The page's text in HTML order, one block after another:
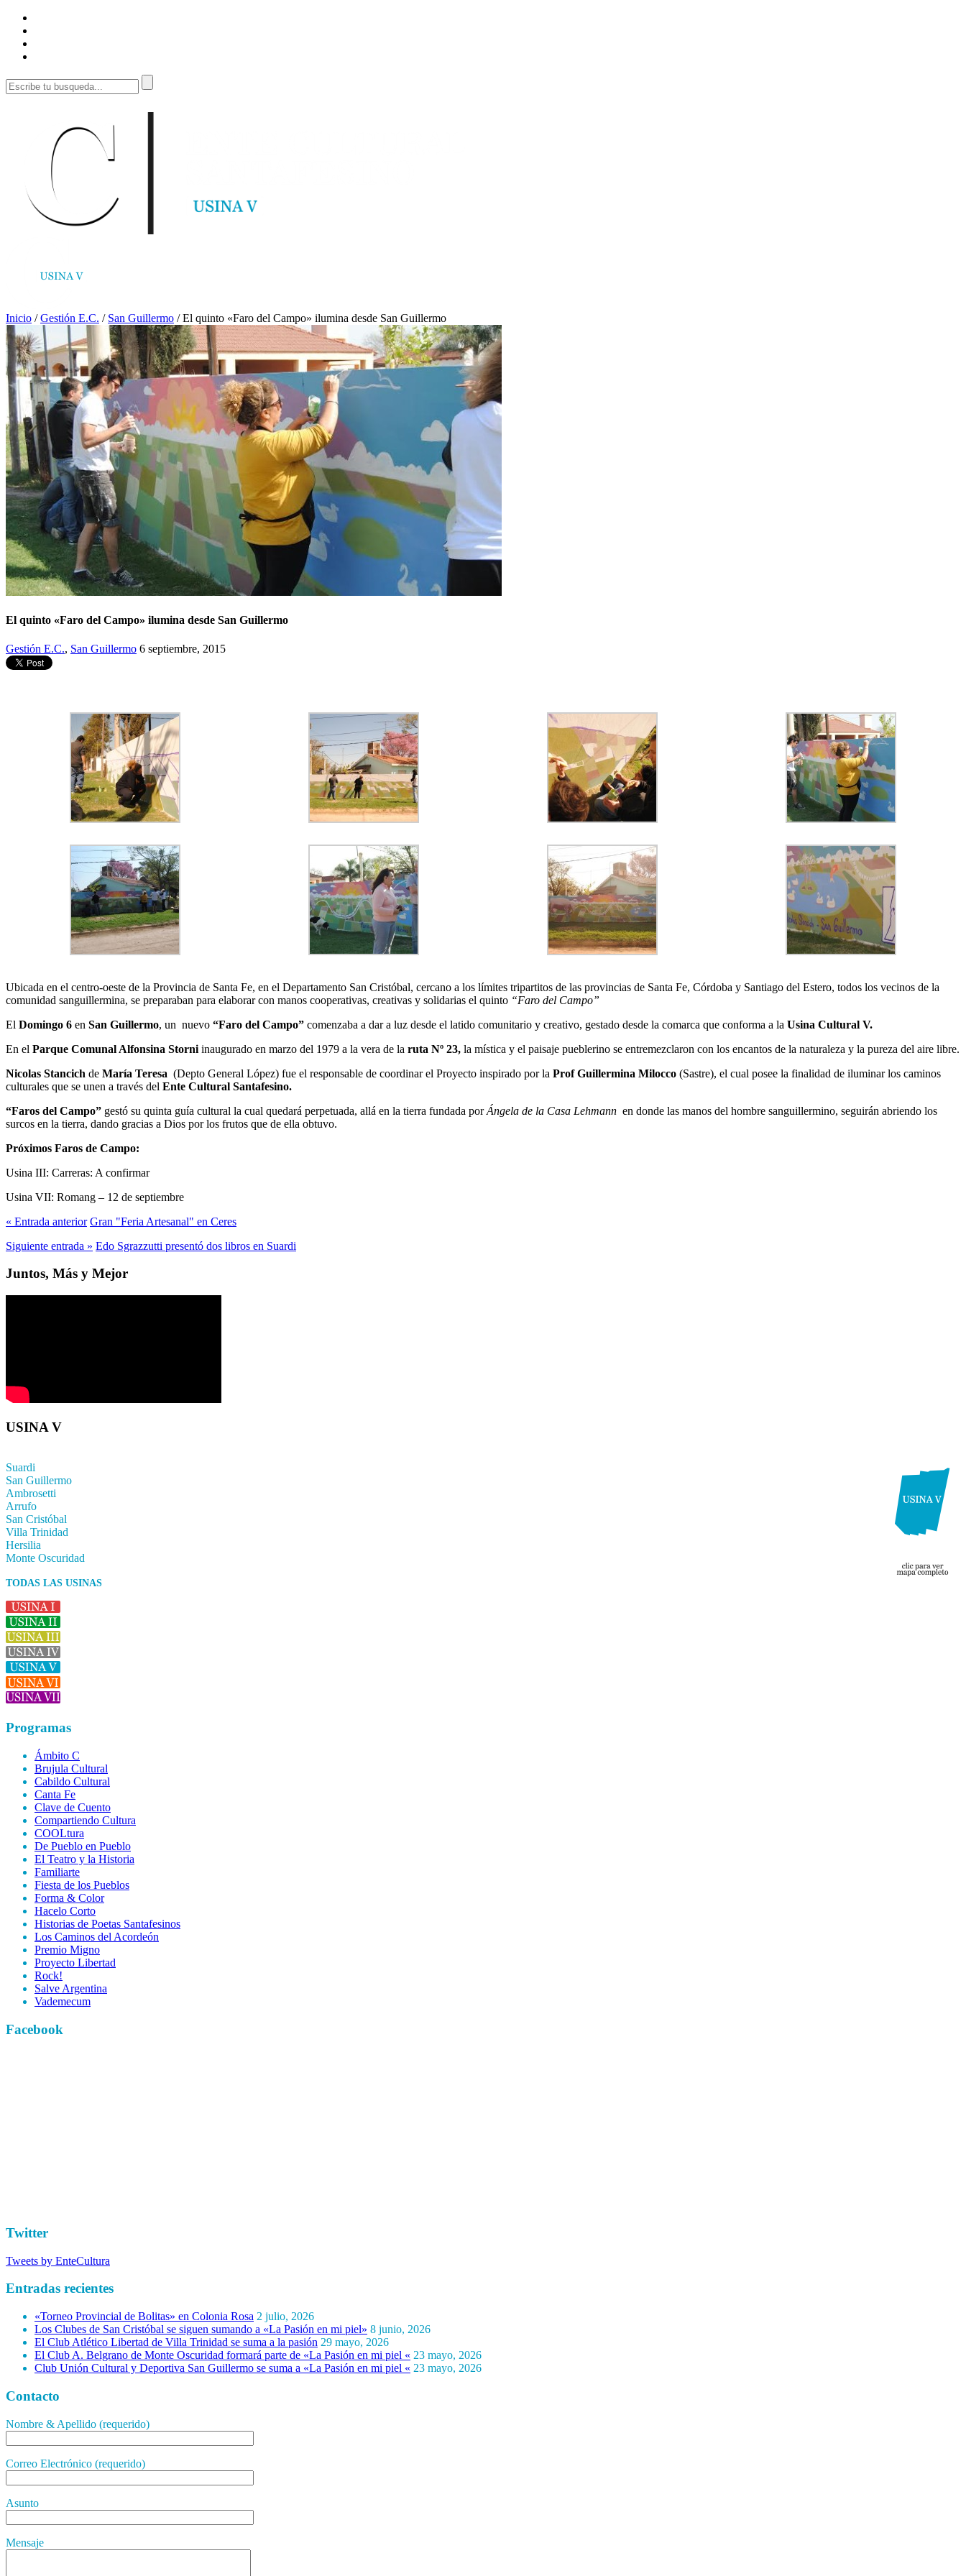
Inicio /Gestión E.C. / San Guillermo /El quinto «Faro del Campo» ilumina desde San Guillermo
El quinto «Faro del Campo» ilumina desde San Guillermo
Gestión E.C., San Guillermo 6 septiembre, 2015
Ubicada en el centro-oeste de la Provincia de Santa Fe, en el Departamento San Cristóbal, cercano a los límites tripartitos de las provincias de Santa Fe, Córdoba y Santiago del Estero, todos los vecinos de la
comunidad sanguillermina, se preparaban para elaborar con manos cooperativas, creativas y solidarias el quinto “Faro del Campo”
El Domingo 6 en San Guillermo, un nuevo “Faro del Campo” comenzaba a dar a luz desde el latido comunitario y creativo, gestado desde la comarca que conforma a la Usina Cultural V.
En el Parque Comunal Alfonsina Storni inaugurado en marzo del 1979 a la vera de la ruta Nº 23, la mística y el paisaje pueblerino se entremezclaron con los encantos de la naturaleza y la pureza del aire libre.
Nicolas Stancich de María Teresa (Depto General López) fue el responsable de coordinar el Proyecto inspirado por la Prof Guillermina Milocco (Sastre), el cual posee la finalidad de iluminar los caminos
culturales que se unen a través del Ente Cultural Santafesino.
“Faros del Campo” gestó su quinta guía cultural la cual quedará perpetuada, allá en la tierra fundada porÁngela de la Casa Lehmann en donde las manos del hombre sanguillermino, seguirán abriendo los
surcos en la tierra, dando gracias a Dios por los frutos que de ella obtuvo.
Próximos Faros de Campo:
Usina III: Carreras: A confirmar
Usina VII: Romang – 12 de septiembre
« Entrada anterior Gran "Feria Artesanal" en Ceres
Siguiente entrada » Edo Sgrazzutti presentó dos libros en Suardi
Juntos, Más y Mejor
USINA V
Suardi
San Guillermo
Ambrosetti
Arrufo
San Cristóbal
Villa Trinidad
Hersilia
Monte Oscuridad
TODAS LAS USINAS
Programas
Ámbito C
Brujula Cultural
Cabildo Cultural
Canta Fe
Clave de Cuento
Compartiendo Cultura
COOLtura
De Pueblo en Pueblo
El Teatro y la Historia
Familiarte
Fiesta de los Pueblos
Forma & Color
Hacelo Corto
Historias de Poetas Santafesinos
Los Caminos del Acordeón
Premio Migno
Proyecto Libertad
Rock!
Salve Argentina
Vademecum
Facebook
Twitter
Tweets by EnteCultura
Entradas recientes
«Torneo Provincial de Bolitas» en Colonia Rosa 2 julio, 2026
Los Clubes de San Cristóbal se siguen sumando a «La Pasión en mi piel» 8 junio, 2026
El Club Atlético Libertad de Villa Trinidad se suma a la pasión 29 mayo, 2026
El Club A. Belgrano de Monte Oscuridad formará parte de «La Pasión en mi piel « 23 mayo, 2026
Club Unión Cultural y Deportiva San Guillermo se suma a «La Pasión en mi piel « 23 mayo, 2026
Contacto
Nombre & Apellido (requerido)
Correo Electrónico (requerido)
Asunto
Mensaje